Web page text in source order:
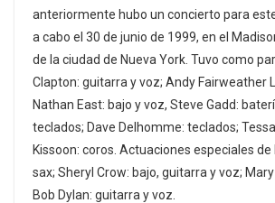
anteriormente hubo un concierto para
a cabo el 30 de junio de 1999, en el
de la ciudad de Nueva York. Tuvo como
Clapton: guitarra y voz; Andy Fairweather
Nathan East: bajo y voz, Steve Gadd:
teclados; Dave Delhomme: teclados;
Kissoon: coros. Actuaciones especiales de
sax; Sheryl Crow: bajo, guitarra y voz;
Bob Dylan: guitarra y voz.